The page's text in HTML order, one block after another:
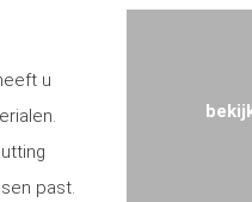
u
past.